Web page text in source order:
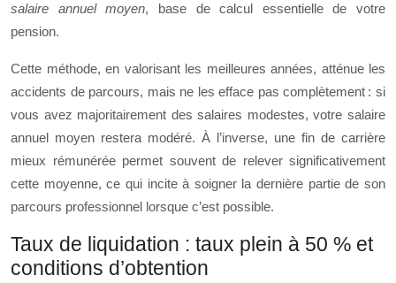
salaire annuel moyen, base de calcul essentielle de votre
pension.
Cette méthode, en valorisant les meilleures années, atténue les
accidents de parcours, mais ne les efface pas complètement : si
vous avez majoritairement des salaires modestes, votre salaire
annuel moyen restera modéré. À l’inverse, une fin de carrière
mieux rémunérée permet souvent de relever significativement
cette moyenne, ce qui incite à soigner la dernière partie de son
parcours professionnel lorsque c’est possible.
Taux de liquidation : taux plein à 50 % et
conditions d’obtention